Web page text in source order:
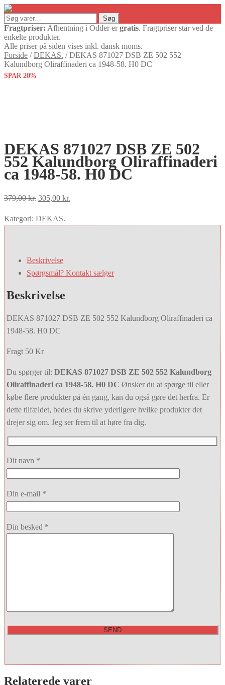
Søg
efter:
Søg
Fragtpriser: Afhentning i Odder ergratis. Fragtpriser står ved de
enkelte produkter.
Alle priser på siden vises inkl. dansk moms.
Forside /DEKAS. /DEKAS 871027 DSB ZE 502 552
Kalundborg Oliraffinaderi ca 1948-58. H0 DC
SPAR 20%
DEKAS 871027 DSB ZE 502
552 Kalundborg Oliraffinaderi
ca 1948-58. H0 DC
379,00kr. Den
pris
305,00 kr.
Kategori: DEKAS.
Beskrivelse
Spørgsmål? Kontakt sælger
Beskrivelse
DEKAS 871027 DSB ZE 502 552 Kalundborg Oliraffinaderi ca
1948-58. H0 DC
Fragt 50 Kr
Du spørger til: DEKAS 871027 DSB ZE 502 552 Kalundborg
Oliraffinaderi ca 1948-58. H0 DC Ønsker du at spørge til eller
købe flere produkter på én gang, kan du også gøre det herfra. Er
dette tilfældet, bedes du skrive yderligere hvilke produkter det
drejer sig om. Jeg ser frem til at høre fra dig.
Dit navn *
Din e-mail *
Din besked *
Relaterede varer